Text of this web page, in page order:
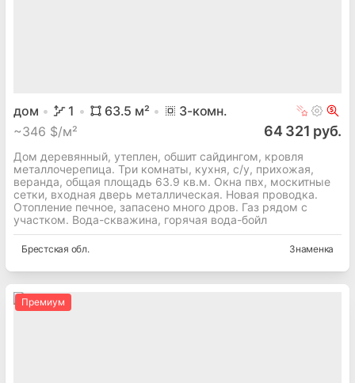
дом 1 63.5 м² 3-комн.
~346 $/м² 64 321 руб.
Дом деревянный, утеплен, обшит сайдингом, кровля
металлочерепица. Три комнаты, кухня, с/у, прихожая,
веранда, общая площадь 63.9 кв.м. Окна пвх, москитные
сетки, входная дверь металлическая. Новая проводка.
Отопление печное, запасено много дров. Газ рядом с
участком. Вода-скважина, горячая вода-бойл
Брестская обл. Знаменка
Премиум